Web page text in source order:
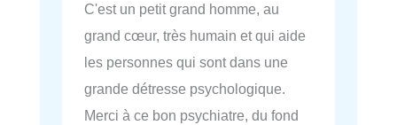
C'est un petit grand homme, au
grand cœur, très humain et qui aide
les personnes qui sont dans une
grande détresse psychologique.
Merci à ce bon psychiatre, du fond